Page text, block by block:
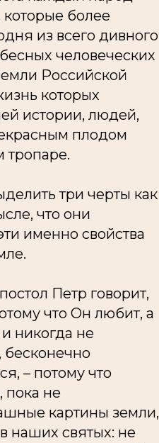
более
из всего дивного
человеческих
Российской
которых
истории, людей,
плодом
тропаре.
три черты как
что они
именно свойства
Петр говорит,
что Он любит, а
никогда не
бесконечно
– потому что
пока не
картины земли,
наших святых: не